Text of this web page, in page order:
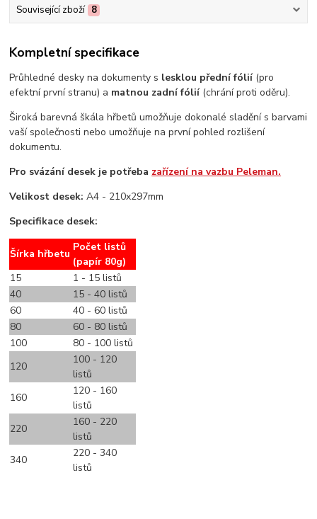
Související zboží 8
Kompletní specifikace
Průhledné desky na dokumenty s lesklou přední fólií (pro
efektní první stranu) a matnou zadní fólií(chrání proti oděru).
Široká barevná škála hřbetů umožňuje dokonalé sladění s barvami
vaší společnosti nebo umožňuje na první pohled rozlišení
dokumentu.
Pro svázání desek je potřeba zařízení na vazbu Peleman.
Velikost desek: A4 - 210x297mm
Specifikace desek:
Šírka hřbetu
Počet listů
(papír 80g)
15
1 - 15 listů
40
15 - 40 listů
60
40 - 60 listů
80
60 - 80 listů
100
80 - 100 listů
120
100 - 120
listů
160
120 - 160
listů
220
160 - 220
listů
340
220 - 340
listů